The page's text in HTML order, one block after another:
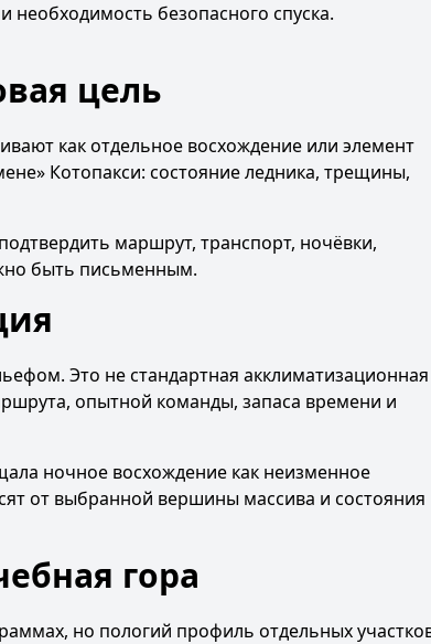
безопасного спуска.
цель
как отдельное восхождение или элемент
Котопакси: состояние ледника, трещины,
маршрут, транспорт, ночёвки,
быть письменным.
Это не стандартная акклиматизационная
опытной команды, запаса времени и
ночное восхождение как неизменное
от выбранной вершины массива и состояния
гора
но пологий профиль отдельных